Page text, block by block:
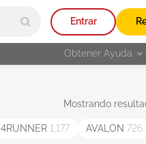
Entrar
Obtener Ayuda
Mostrando
4RUNNER 1,177 AVALON 726